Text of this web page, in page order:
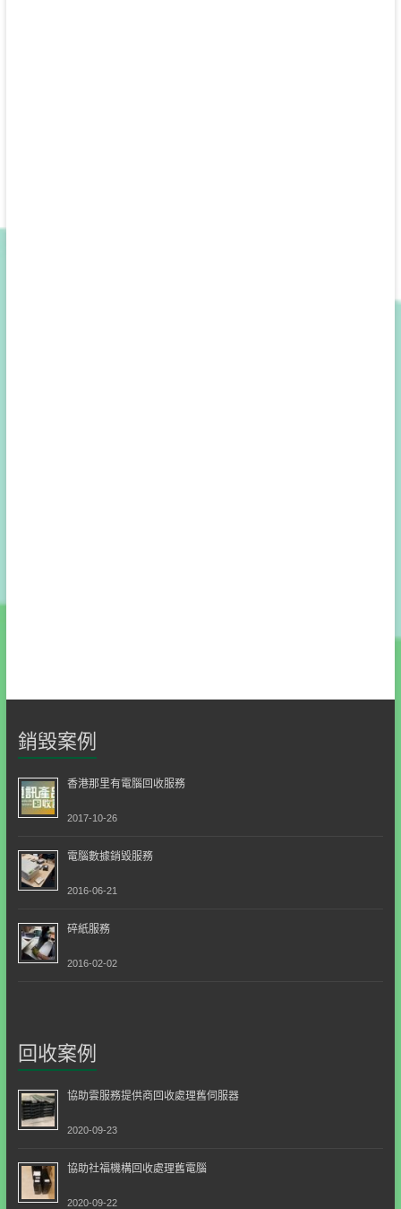
銷毀案例
香港那里有電腦回收服務
2017-10-26
電腦數據銷毀服務
2016-06-21
碎紙服務
2016-02-02
回收案例
協助雲服務提供商回收處理舊伺服器
2020-09-23
協助社福機構回收處理舊電腦
2020-09-22